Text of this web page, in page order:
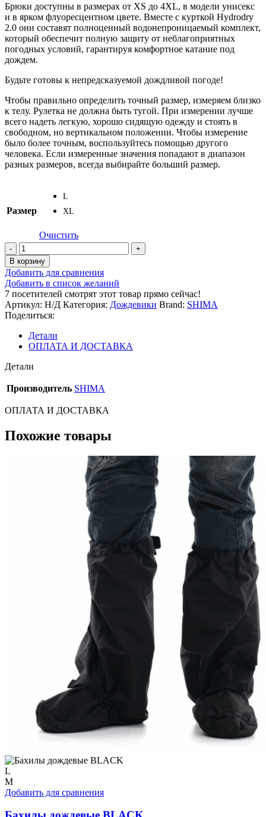
Брюки доступны в размерах от XS до 4XL, в модели унисекс
и в ярком флуоресцентном цвете. Вместе с курткой Hydrodry
2.0 они составят полноценный водонепроницаемый комплект,
который обеспечит полную защиту от неблагоприятных
погодных условий, гарантируя комфортное катание под
дождем.
Будьте готовы к непредсказуемой дождливой погоде!
Чтобы правильно определить точный размер, измеряем близко
к телу. Рулетка не должна быть тугой. При измерении лучше
всего надеть легкую, хорошо сидящую одежду и стоять в
свободном, но вертикальном положении. Чтобы измерение
было более точным, воспользуйтесь помощью другого
человека. Если измеренные значения попадают в диапазон
разных размеров, всегда выбирайте больший размер.
Размер
L
XL
Очистить
Количество
товара
Штаны
дождевые
SHIMA
HYDRODRY
2.0
BLACK/FLUO
В корзину
Добавить для сравнения
Добавить в список желаний
7 посетителей смотрят этот товар прямо сейчас!
Артикул: Н/Д Категория: Дождевики Brand: SHIMA
Поделиться:
Детали
ОПЛАТА И ДОСТАВКА
Детали
Производитель SHIMA
ОПЛАТА И ДОСТАВКА
Похожие товары
L
M
Добавить для сравнения